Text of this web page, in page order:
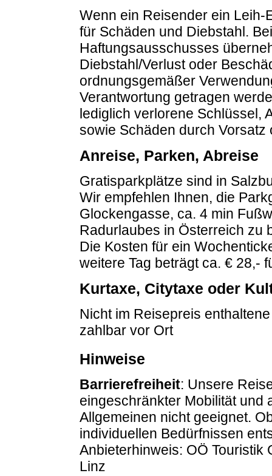
Wenn ein Reisender ein Leih-
für Schäden und Diebstahl.
Haftungsausschusses
Diebstahl/Verlust oder
ordnungsgemäßer
Verantwortung getragen
lediglich verlorene Schlüssel,
sowie Schäden durch
Anreise, Parken, Abreise
Gratisparkplätze sind in
Wir empfehlen Ihnen, die
Glockengasse, ca. 4 min
Radurlaubes in Österreich zu
Die Kosten für ein
weitere Tag beträgt ca. € 28,-
Kurtaxe, Citytaxe oder
Nicht im Reisepreis
zahlbar vor Ort
Hinweise
Barrierefreiheit: Unsere
eingeschränkter Mobilität und
Allgemeinen nicht geeignet.
individuellen Bedürfnissen
Anbieterhinweis: OÖ Touristik
Linz